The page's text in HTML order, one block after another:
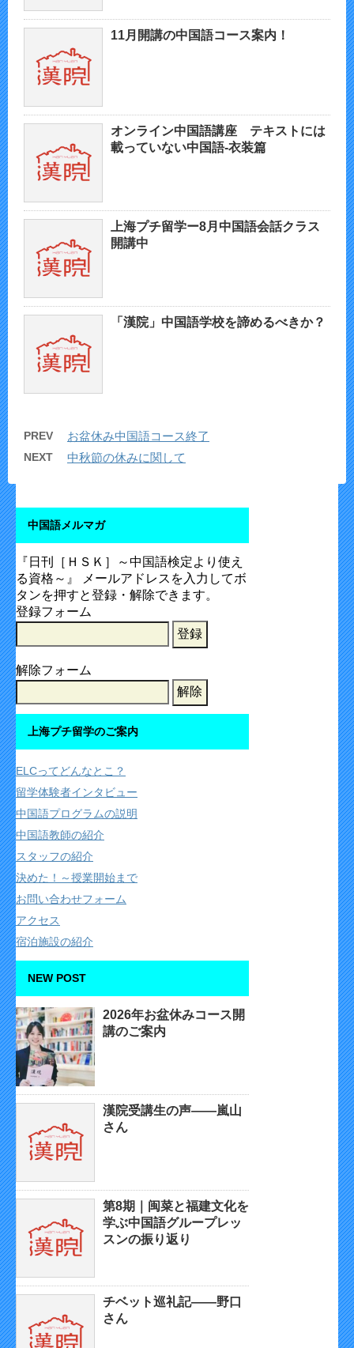
11月開講の中国語コース案内！
オンライン中国語講座 テキストには
載っていない中国語-衣装篇
上海プチ留学ー8月中国語会話クラス
開講中
「漢院」中国語学校を諦めるべきか？
PREV お盆休み中国語コース終了
NEXT 中秋節の休みに関して
中国語メルマガ
『日刊［ＨＳＫ］～中国語検定より使え
る資格～』 メールアドレスを入力してボ
タンを押すと登録・解除できます。
登録フォーム
解除フォーム
上海プチ留学のご案内
ELCってどんなとこ？
留学体験者インタビュー
中国語プログラムの説明
中国語教師の紹介
スタッフの紹介
決めた！～授業開始まで
お問い合わせフォーム
アクセス
宿泊施設の紹介
NEW POST
2026年お盆休みコース開
講のご案内
漢院受講生の声——嵐山
さん
第8期｜闽菜と福建文化を
学ぶ中国語グループレッ
スンの振り返り
チベット巡礼記——野口
さん